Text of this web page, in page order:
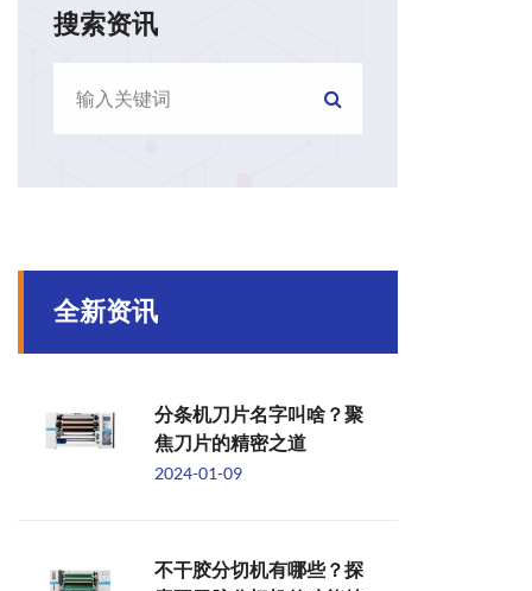
搜索资讯
全新资讯
分条机刀片名字叫啥？聚
焦刀片的精密之道
2024-01-09
不干胶分切机有哪些？探